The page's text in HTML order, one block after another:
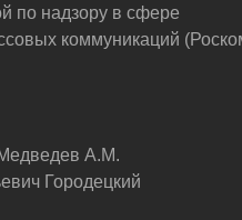
по надзору в сфере
коммуникаций
А.М.
Городецкий